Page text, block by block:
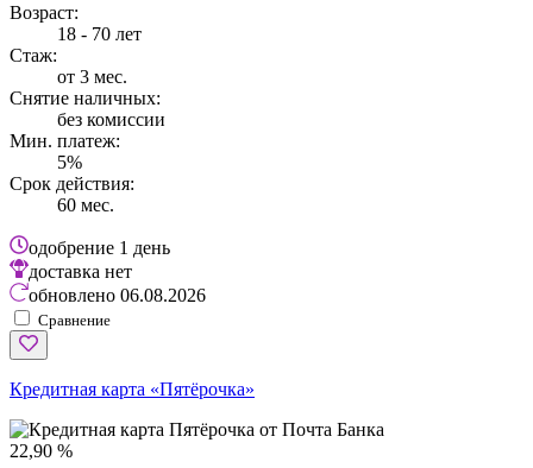
Возраст:
18 - 70 лет
Стаж:
от 3 мес.
Снятие наличных:
без комиссии
Мин. платеж:
5%
Срок действия:
60 мес.
одобрение 1 день
доставка нет
обновлено 06.08.2026
Сравнение
Кредитная карта «Пятёрочка»
22,90 %